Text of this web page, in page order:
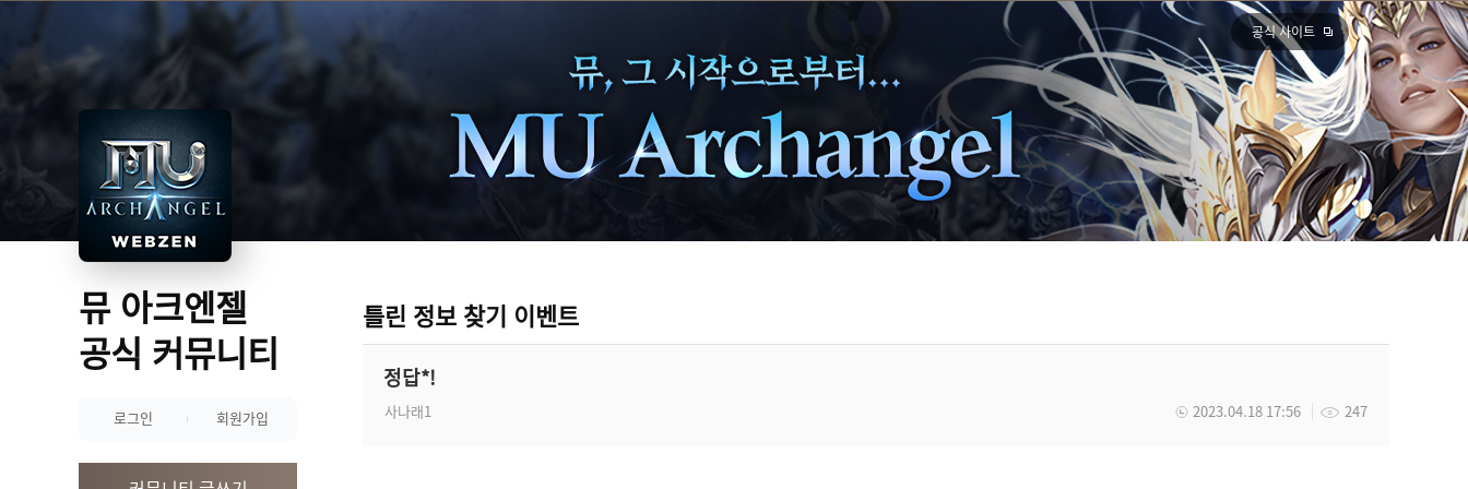
공식 사이트
뮤 아크엔젤
공식 커뮤니티
로그인 회원가입
틀린 정보 찾기 이벤트
정답*!
사나래1 247
2023.04.18 17:56